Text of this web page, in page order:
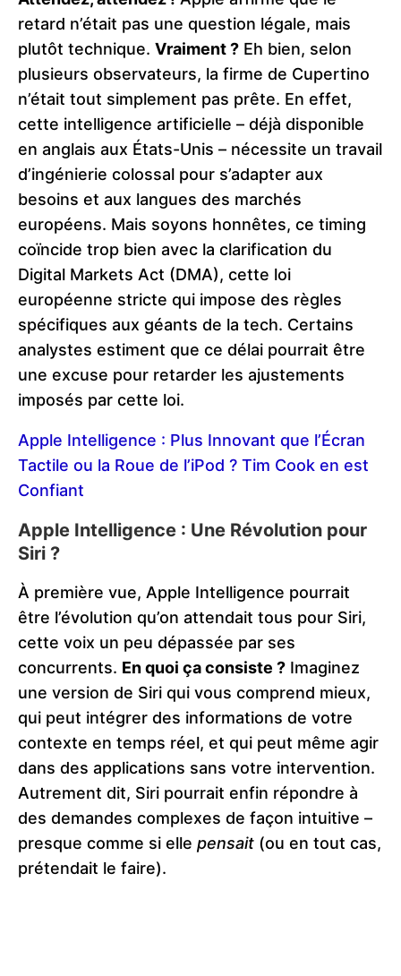
retard n’était pas une question légale, mais
plutôt technique. Vraiment ? Eh bien, selon
plusieurs observateurs, la firme de Cupertino
n’était tout simplement pas prête. En effet,
cette intelligence artificielle – déjà disponible
en anglais aux États-Unis – nécessite un travail
d’ingénierie colossal pour s’adapter aux
besoins et aux langues des marchés
européens. Mais soyons honnêtes, ce timing
coïncide trop bien avec la clarification du
Digital Markets Act (DMA), cette loi
européenne stricte qui impose des règles
spécifiques aux géants de la tech. Certains
analystes estiment que ce délai pourrait être
une excuse pour retarder les ajustements
imposés par cette loi​.
Apple Intelligence : Plus Innovant que l’Écran
Tactile ou la Roue de l’iPod ? Tim Cook en est
Confiant
Apple Intelligence : Une Révolution pour
Siri ?
À première vue, Apple Intelligence pourrait
être l’évolution qu’on attendait tous pour Siri,
cette voix un peu dépassée par ses
concurrents. En quoi ça consiste ? Imaginez
une version de Siri qui vous comprend mieux,
qui peut intégrer des informations de votre
contexte en temps réel, et qui peut même agir
dans des applications sans votre intervention.
Autrement dit, Siri pourrait enfin répondre à
des demandes complexes de façon intuitive –
presque comme si elle pensait (ou en tout cas,
prétendait le faire).